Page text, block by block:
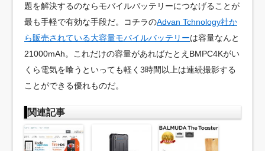
題を解決するのならモバイルバッテリーにつなげることが
最も手軽で有効な手段だ。コチラのAdvan Tchnology社か
ら販売されている大容量モバイルバッテリーは容量なんと
21000mAh。これだけの容量があればたとえBMPC4Kがい
くら電気を喰うといっても軽く3時間以上は連続撮影する
ことができる優れものだ。
関連記事